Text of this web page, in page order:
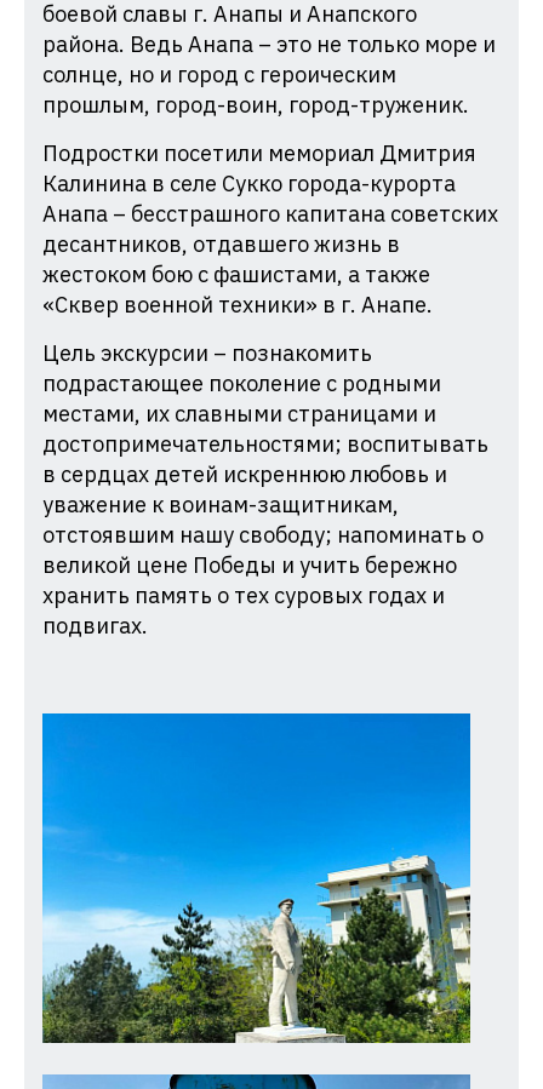
боевой славы г. Анапы и Анапского
района. Ведь Анапа – это не только море и
солнце, но и город с героическим
прошлым, город-воин, город-труженик.
Подростки посетили мемориал Дмитрия
Калинина в селе Сукко города-курорта
Анапа – бесстрашного капитана советских
десантников, отдавшего жизнь в
жестоком бою с фашистами, а также
«Сквер военной техники» в г. Анапе.
Цель экскурсии – познакомить
подрастающее поколение с родными
местами, их славными страницами и
достопримечательностями; воспитывать
в сердцах детей искреннюю любовь и
уважение к воинам-защитникам,
отстоявшим нашу свободу; напоминать о
великой цене Победы и учить бережно
хранить память о тех суровых годах и
подвигах.